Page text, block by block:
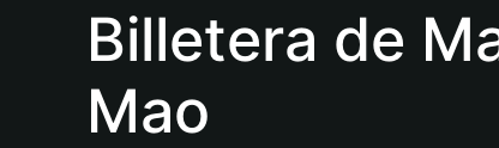
Português (Portugal)
Bahasa Indonesia
Billetera de
Mao